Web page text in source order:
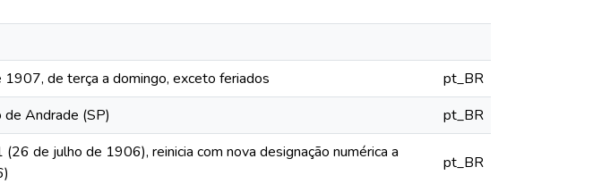
de terça a domingo, exceto feriados
pt_BR
Andrade (SP) pt_BR
de julho de 1906), reinicia com nova designação numérica a
pt_BR